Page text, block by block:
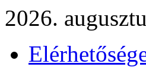
2026.